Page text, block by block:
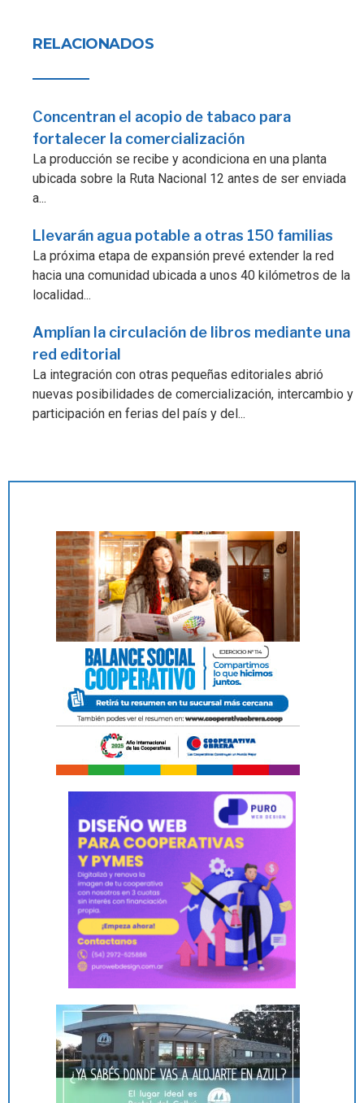
RELACIONADOS
Concentran el acopio de tabaco para
fortalecer la comercialización
La producción se recibe y acondiciona en una planta
ubicada sobre la Ruta Nacional 12 antes de ser enviada
a...
Llevarán agua potable a otras 150 familias
La próxima etapa de expansión prevé extender la red
hacia una comunidad ubicada a unos 40 kilómetros de la
localidad...
Amplían la circulación de libros mediante una
red editorial
La integración con otras pequeñas editoriales abrió
nuevas posibilidades de comercialización, intercambio y
participación en ferias del país y del...